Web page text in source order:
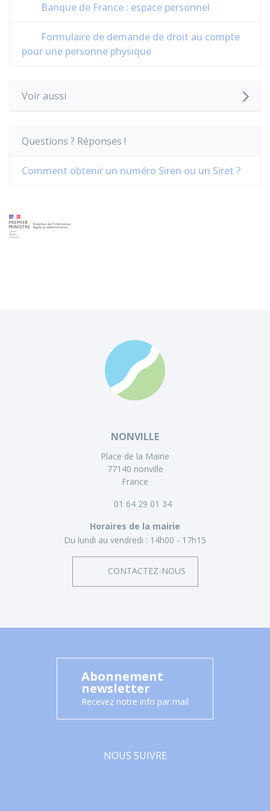
Banque de France : espace personnel
Formulaire de demande de droit au compte
pour une personne physique
Voir aussi
Questions ? Réponses !
Comment obtenir un numéro Siren ou un Siret ?
NONVILLE
Place de la Mairie
77140 nonville
France
01 64 29 01 34
Horaires de la mairie
Du lundi au vendredi : 14h00 - 17h15
CONTACTEZ-NOUS
Abonnement
newsletter
Recevez notre info par mail
NOUS SUIVRE